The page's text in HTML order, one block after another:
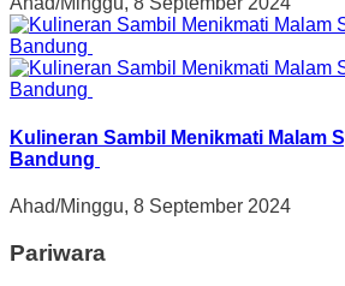
Kulineran Sambil Menikmati Malam
Bandung
Ahad/Minggu, 8 September 2024
Pariwara